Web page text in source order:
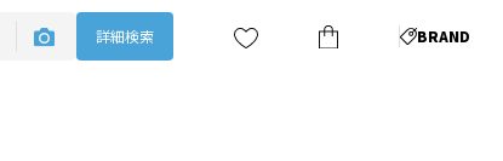
詳細検索 BRAND